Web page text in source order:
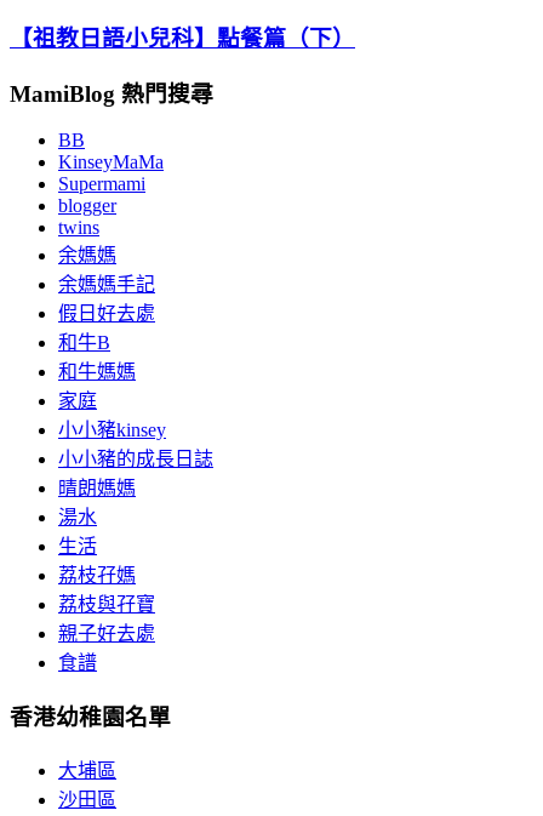
【祖教日語小兒科】點餐篇（下）
MamiBlog 熱門搜尋
BB
KinseyMaMa
Supermami
blogger
twins
余媽媽
余媽媽手記
假日好去處
和牛B
和牛媽媽
家庭
小小豬kinsey
小小豬的成長日誌
晴朗媽媽
湯水
生活
荔枝孖媽
荔枝與孖寶
親子好去處
食譜
香港幼稚園名單
大埔區
沙田區